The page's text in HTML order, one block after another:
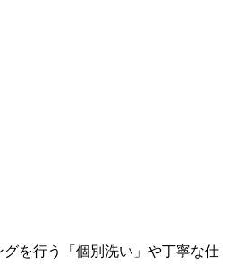
を行う「個別洗い」や丁寧な仕